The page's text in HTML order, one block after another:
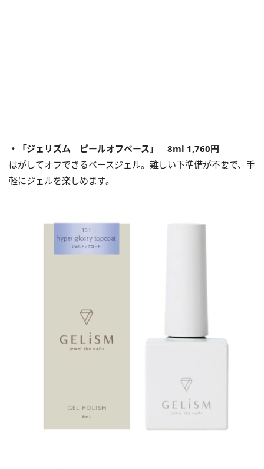
・「ジェリズム ピールオフベース」 8ml 1,760円
はがしてオフできるベースジェル。難しい下準備が不要で、手
軽にジェルを楽しめます。